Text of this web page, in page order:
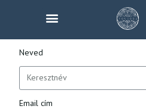
Neved
Email cím